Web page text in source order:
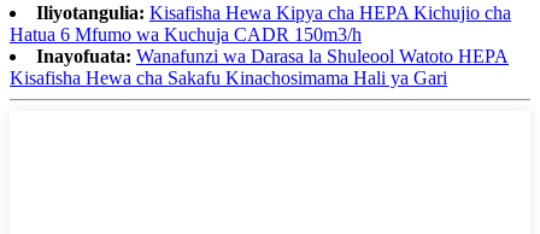
Iliyotangulia: Kisafisha Hewa Kipya cha HEPA Kichujio cha
Hatua 6 Mfumo wa Kuchuja CADR 150m3/h
Inayofuata: Wanafunzi wa Darasa la Shuleool Watoto HEPA
Kisafisha Hewa cha Sakafu Kinachosimama Hali ya Gari